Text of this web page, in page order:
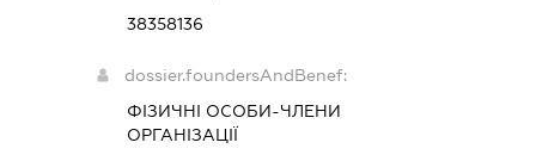
38358136
dossier.foundersAndBenef:
ФІЗИЧНІ ОСОБИ-ЧЛЕНИ
ОРГАНІЗАЦІЇ